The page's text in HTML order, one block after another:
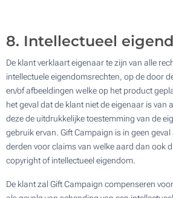
8. Intellectueel
De klant verklaart eigenaar te zijn van alle
intellectuele eigendomsrechten, op de door
en/of afbeeldingen welke op het product
het geval dat de klant niet de eigenaar is van
deze de uitdrukkelijke toestemming van de
gebruik ervan. Gift Campaign is in geen
derden voor claims van welke aard dan ook
copyright of intellectueel eigendom.
De klant zal Gift Campaign compenseren